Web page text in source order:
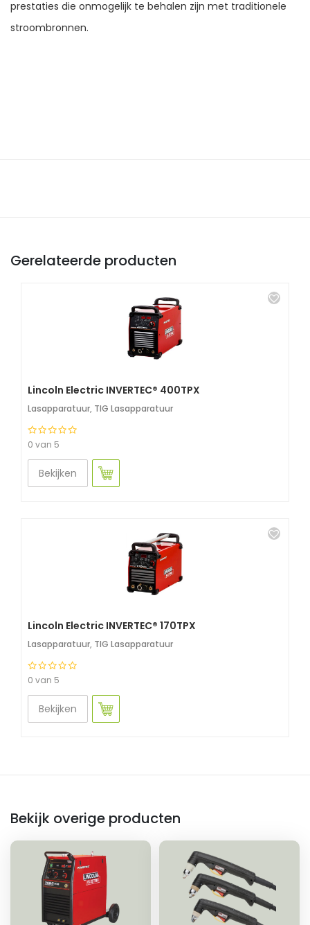
prestaties die onmogelijk te behalen zijn met traditionele
stroombronnen.
Gerelateerde producten
Lincoln Electric INVERTEC® 400TPX
Lasapparatuur, TIG Lasapparatuur
0 van 5
Bekijken
Lincoln Electric INVERTEC® 170TPX
Lasapparatuur, TIG Lasapparatuur
0 van 5
Bekijken
Bekijk overige producten